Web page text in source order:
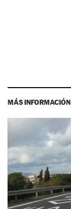
MÁS INFORMACIÓN